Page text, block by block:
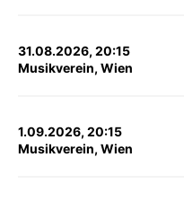
31.08.2026, 20:15
Musikverein, Wien
1.09.2026, 20:15
Musikverein, Wien